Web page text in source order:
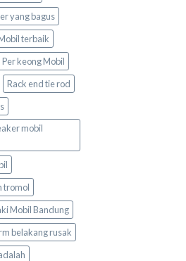
yang bagus
terbaik
Per keong Mobil
Rack end tie rod
mobil
tromol
Mobil Bandung
belakang rusak